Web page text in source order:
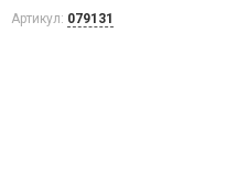
Артикул: 079131